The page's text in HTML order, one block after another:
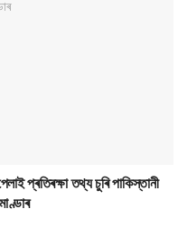
তথ্য চুৰি পাকিস্তানী